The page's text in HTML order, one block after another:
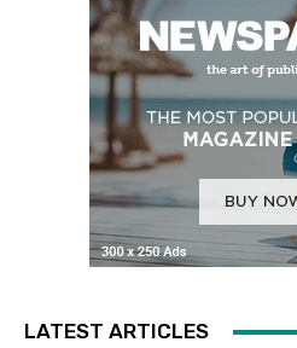
LATEST ARTICLES